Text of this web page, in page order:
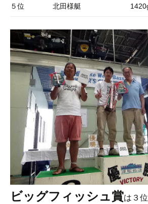
５位 北田様艇
ビッグフィッシュ賞は３